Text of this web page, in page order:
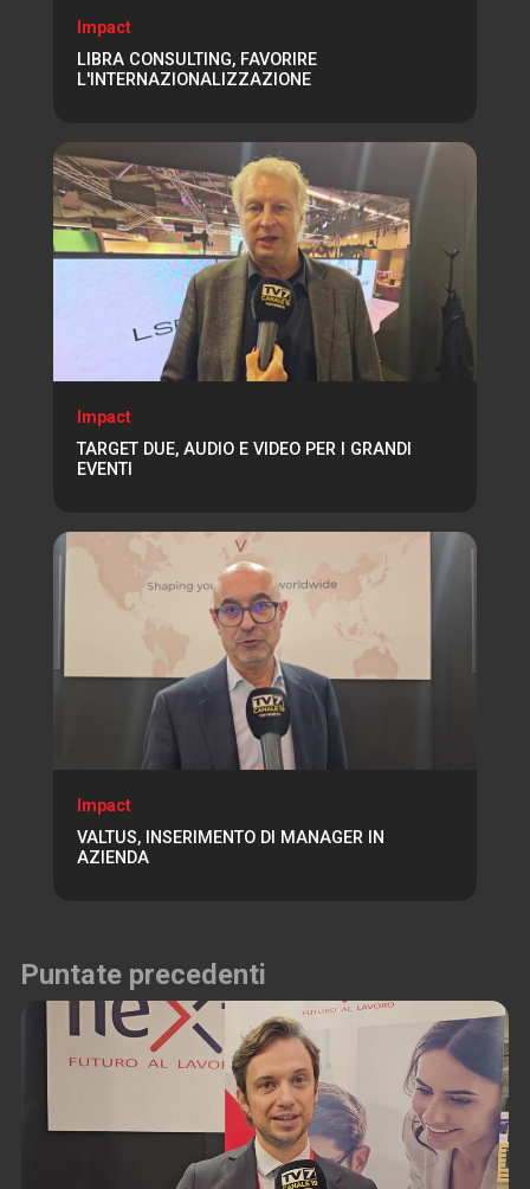
Impact
LIBRA CONSULTING, FAVORIRE
L'INTERNAZIONALIZZAZIONE
Impact
TARGET DUE, AUDIO E VIDEO PER I GRANDI
EVENTI
Impact
VALTUS, INSERIMENTO DI MANAGER IN
AZIENDA
Puntate precedenti